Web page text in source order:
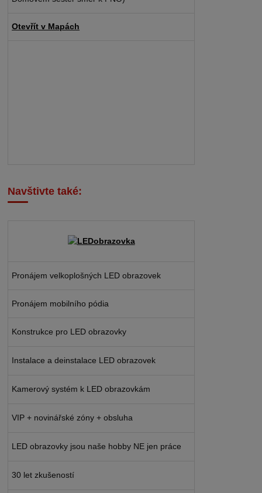
Otevřít v Mapách
Navštivte také:
Pronájem velkoplošných LED obrazovek
Pronájem mobilního pódia
Konstrukce pro LED obrazovky
Instalace a deinstalace LED obrazovek
Kamerový systém k LED obrazovkám
VIP + novinářské zóny + obsluha
LED obrazovky jsou naše hobby NE jen práce
30 let zkušeností